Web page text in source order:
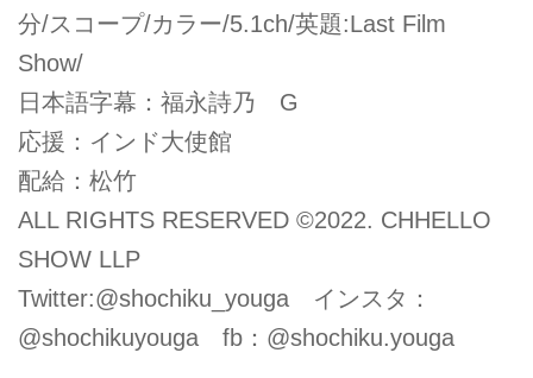
分/スコープ/カラー/5.1ch/英題:Last Film
Show/
日本語字幕：福永詩乃 G
応援：インド大使館
配給：松竹
ALL RIGHTS RESERVED ©2022. CHHELLO
SHOW LLP
Twitter:@shochiku_youga インスタ：
@shochikuyouga fb：@shochiku.youga